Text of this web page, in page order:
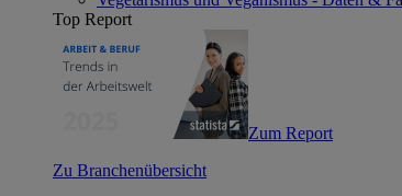
Top Report
Zum Report
Zu Branchenübersicht